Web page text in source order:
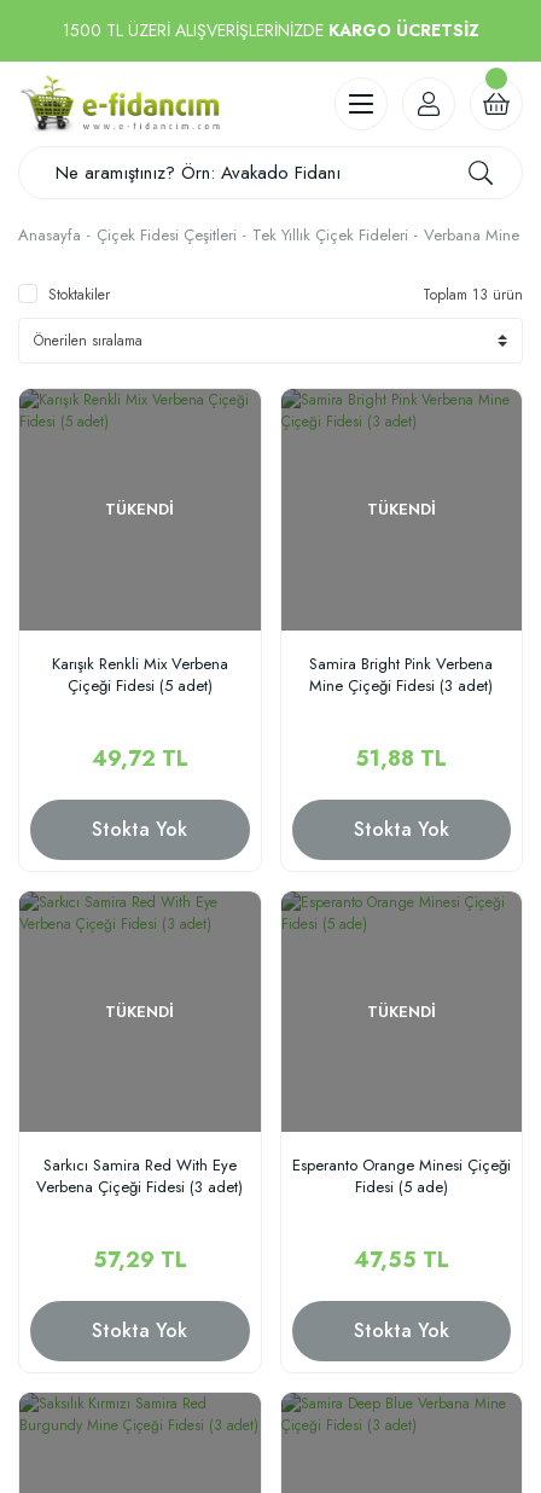
1500 TL ÜZERİ ALIŞVERİŞLERİNİZDE KARGO ÜCRETSİZ
Anasayfa Çiçek Fidesi Çeşitleri Tek Yıllık Çiçek Fideleri Verbana Mine
Stoktakiler Toplam 13 ürün
TÜKENDI
Karışık Renkli Mix Verbena
Çiçeği Fidesi (5 adet)
49,72 TL
Stokta Yok
TÜKENDI
Samira Bright Pink Verbena
Mine Çiçeği Fidesi (3 adet)
51,88 TL
Stokta Yok
TÜKENDI
Sarkıcı Samira Red With Eye
Verbena Çiçeği Fidesi (3 adet)
57,29 TL
Stokta Yok
TÜKENDI
Esperanto Orange Minesi Çiçeği
Fidesi (5 ade)
47,55 TL
Stokta Yok